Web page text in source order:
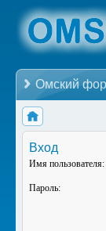
Омский
Вход
Имя пользователя:
Пароль: